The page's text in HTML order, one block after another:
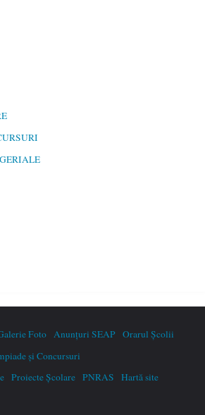
Foto Anunțuri SEAP Orarul Școlii
și Concursuri
Proiecte Școlare PNRAS
Hartă site